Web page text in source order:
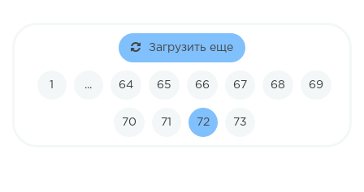
Загрузить еще
1 ... 64 65 66 67 68 69
70 71 72 73